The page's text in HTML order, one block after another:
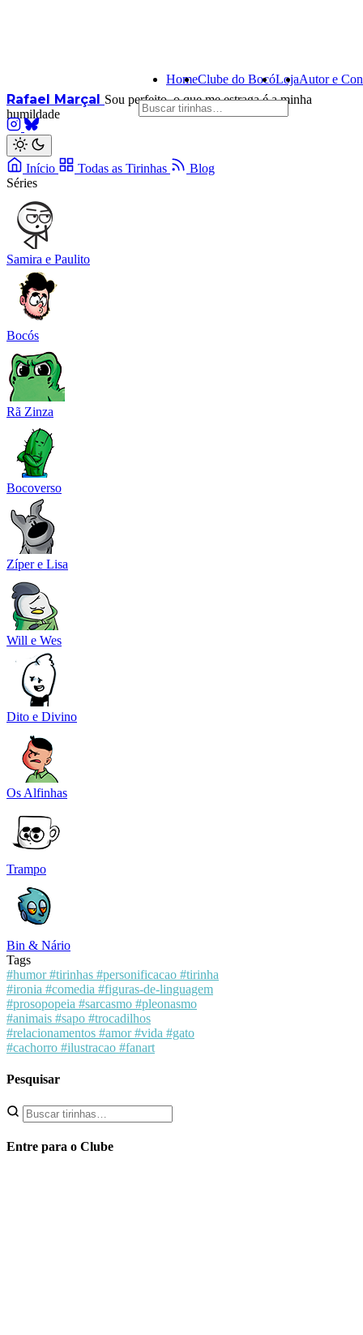
Rafael Marçal Sou perfeito, o que me estraga é a minha
humildade
HomeClube do BocóLojaAutor e
Início Todas as Tirinhas
Blog
Séries
Samira e Paulito
Bocós
Rã Zinza
Bocoverso
Zíper e Lisa
Will e Wes
Dito e Divino
Os Alfinhas
Trampo
Bin & Nário
Tags
#humor#tirinhas #personificacao #tirinha
#ironia #comedia #figuras-de-linguagem
#prosopopeia #sarcasmo #pleonasmo
#animais #sapo #trocadilhos
#relacionamentos #amor#vida #gato
#cachorro #ilustracao #fanart
Pesquisar
Entre para o Clube